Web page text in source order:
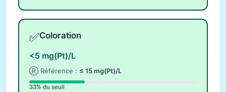
✅Coloration
<5 mg(Pt)/L
Ⓡ Référence : ≤ 15 mg(Pt)/L
33% du seuil